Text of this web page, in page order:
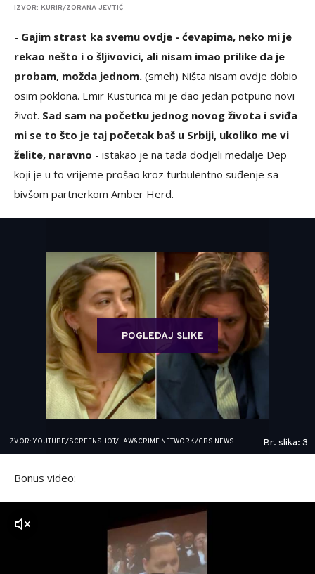
IZVOR: KURIR/ZORANA JEVTIĆ
- Gajim strast ka svemu ovdje - ćevapima, neko mi je
rekao nešto i o šljivovici, ali nisam imao prilike da je
probam, možda jednom. (smeh) Ništa nisam ovdje dobio
osim poklona. Emir Kusturica mi je dao jedan potpuno novi
život. Sad sam na početku jednog novog života i sviđa
mi se to što je taj početak baš u Srbiji, ukoliko me vi
želite, naravno - istakao je na tada dodjeli medalje Dep
koji je u to vrijeme prošao kroz turbulentno suđenje sa
bivšom partnerkom Amber Herd.
POGLEDAJ SLIKE
IZVOR: YOUTUBE/SCREENSHOT/LAW&CRIME NETWORK/CBS NEWS Br. slika: 3
Bonus video: